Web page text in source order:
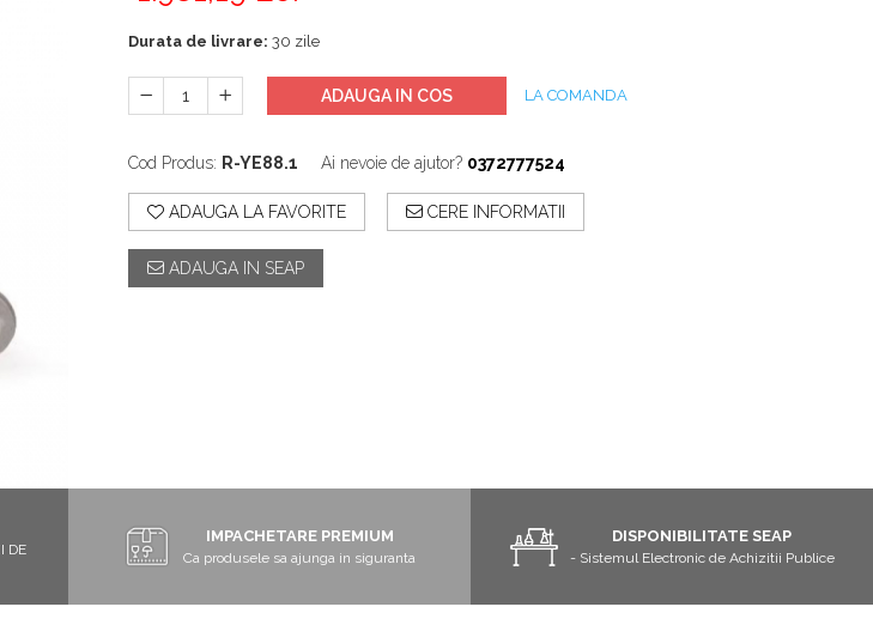
Durata de livrare: 30 zile
ADAUGA IN COS LA COMANDA
Cod Produs: R-YE88.1 Ai nevoie de ajutor? 0372777524
ADAUGA LA FAVORITE CERE INFORMATII
ADAUGA IN SEAP
DE
IMPACHETARE PREMIUM
Ca produsele sa ajunga in siguranta
DISPONIBILITATE SEAP
- Sistemul Electronic de Achizitii Publice